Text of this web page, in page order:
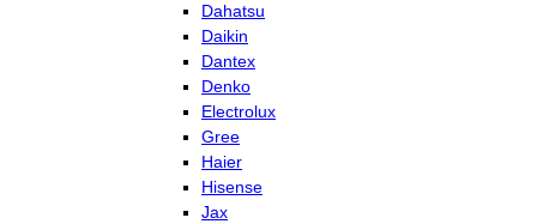
Dahatsu
Daikin
Dantex
Denko
Electrolux
Gree
Haier
Hisense
Jax